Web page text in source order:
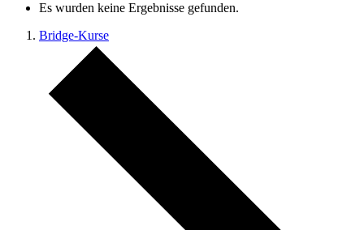
Es wurden keine Ergebnisse gefunden.
Bridge-Kurse